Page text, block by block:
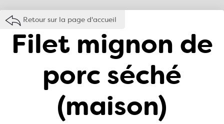
Retour sur la page d'accueil
Filet mignon de
porc séché
(maison)